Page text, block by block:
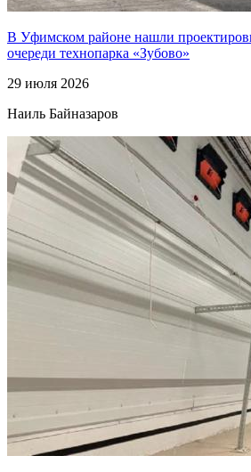
В Уфимском районе нашли
очереди технопарка «Зубово»
29 июля 2026
Наиль Байназаров